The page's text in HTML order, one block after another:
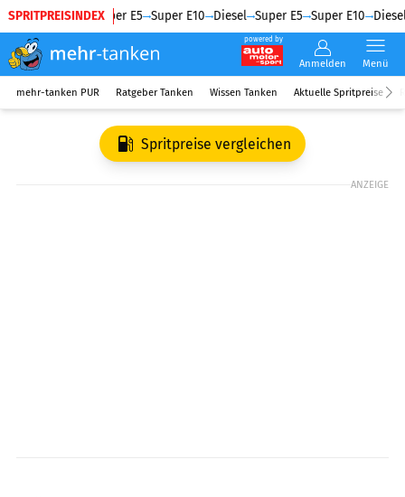
SPRITPREISINDEX
Diesel Super E5 Super E10 Diesel Super E5 Super E10 Diesel
powered by
Anmelden Menü
mehr-tanken PUR Ratgeber Tanken Wissen Tanken Aktuelle Spritpreise
Spritpreise vergleichen
ANZEIGE